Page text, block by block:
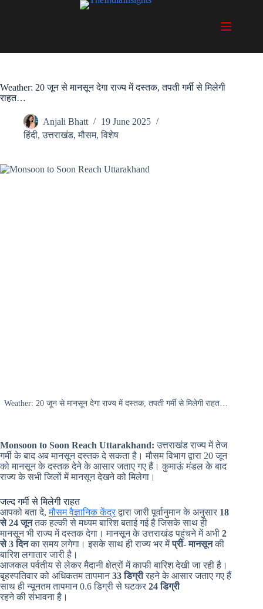
Weather: 20 जून से मानसून देगा राज्य में दस्तक, तपती गर्मी से मिलेगी
राहत…
Anjali Bhatt
19 June 2025
हिंदी,उत्तराखंड,मौसम,विशेष
Weather: 20 जून से मानसून देगा राज्य में दस्तक, तपती गर्मी से मिलेगी राहत…
Monsoon to Soon Reach Uttarakhand: उत्तराखंड राज्य में तेज
गर्मी के बाद अब मानसून दस्तक दे सकता है। मौसम विभाग द्वारा 20 जून
को मानसून के दस्तक देने के आसार जताए गए हैं। कुमाऊं मंडल के बाद
राज्य के सभी जिलों में मानसून देखने को मिलेगा।
जल्द गर्मी से मिलेगी राहत
आपको बता दे,मौसम वैज्ञानिक केंद्रद्वारा जारी पूर्वानुमान के अनुसार 18
से 24 जूनतक हल्की से मध्यम बारिश बताई गई है जिसके साथ ही
मानसून भी राज्य में दस्तक देगा। मानसून के उत्तराखंड पहुंचने में अभी 2
से 3 दिनका समय लगेगा। इसके साथ ही राज्य भर मेंप्री- मानसूनकी
बारिश लगातार जारी है।
आजकल पर्वतीय से लेकर मैदानी क्षेत्रों में काफी बारिश देखी जा रही है।
बृहस्पतिवार को अधिकतम तापमान33 डिग्रीरहने के आसार जताए गए हैं
साथ ही न्यूनतम तापमान 0.6 डिग्री से घटकर 24 डिग्री
रहने की संभावना है।